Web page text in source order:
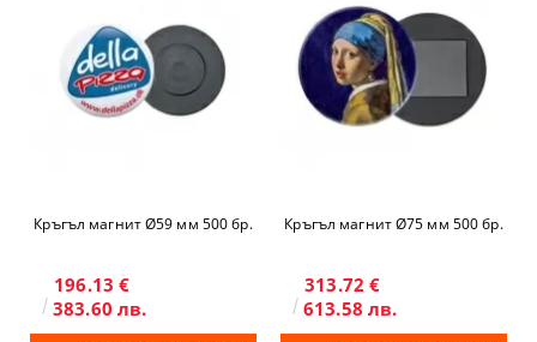
Кръгъл магнит Ø59 мм 500 бр.
196.13 €
383.60 лв.
Кръгъл магнит Ø75 мм 500 бр.
313.72 €
613.58 лв.